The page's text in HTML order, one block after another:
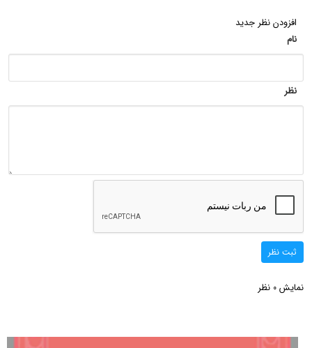
افزودن نظر جدید
نام
نظر
ثبت نظر
نمایش 0 نظر